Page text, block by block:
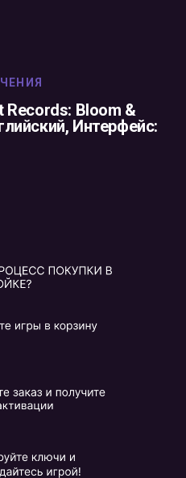
Records: Bloom &
Интерфейс: